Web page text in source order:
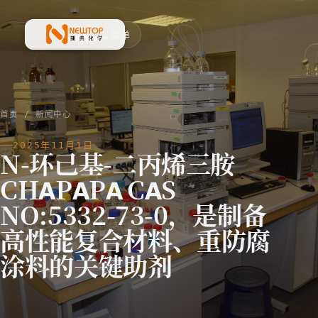
新典化学材料(上海)有限公司
菜单
首页/新闻中心
2025年11月1日
N-环己基-二丙烯三胺
CHAPAPA CAS
NO:5332-73-0，是制备
高性能复合材料、重防腐
涂料的关键助剂